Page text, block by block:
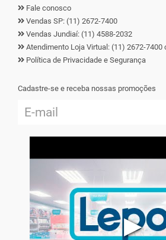
Fale conosco
Vendas SP: (11) 2672-7400
Vendas Jundiaí: (11) 4588-2032
Atendimento Loja Virtual: (11) 2672-7400
Política de Privacidade e Segurança
Cadastre-se e receba nossas promoções
▶